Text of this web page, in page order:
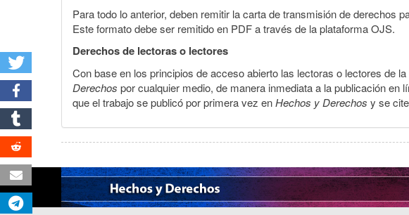
Para todo lo anterior, deben remitir la carta de transmisión de derechos
Este formato debe ser remitido en PDF a través de la plataforma OJS.
Derechos de lectoras o lectores
Con base en los principios de acceso abierto las lectoras o lectores de
Derechos por cualquier medio, de manera inmediata a la publicación
que el trabajo se publicó por primera vez enHechos y Derechos y se